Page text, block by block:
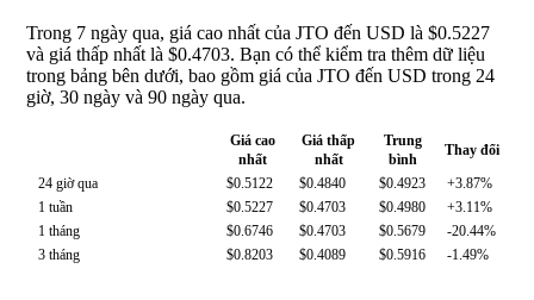
Trong 7 ngày qua, giá cao nhất của JTO đến USD là $0.5227
và giá thấp nhất là $0.4703. Bạn có thể kiểm tra thêm dữ liệu
trong bảng bên dưới, bao gồm giá của JTO đến USD trong 24
giờ, 30 ngày và 90 ngày qua.
Giá cao
nhất
Giá thấp
nhất
Trung
bình
Thay đổi
24 giờ qua
$0.5122 $0.4840 $0.4923
+3.87%
1 tuần
$0.5227 $0.4703 $0.4980
+3.11%
1 tháng
$0.6746 $0.4703 $0.5679
-20.44%
3 tháng
$0.8203 $0.4089 $0.5916 -1.49%